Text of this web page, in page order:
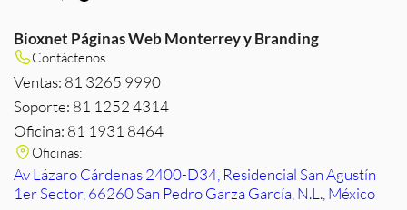
Bioxnet Páginas Web Monterrey y Branding
Contáctenos
Ventas: 81 3265 9990
Soporte: 81 1252 4314
Oficina: 81 1931 8464
Oficinas:
Av Lázaro Cárdenas 2400-D34, Residencial San Agustín
1er Sector, 66260 San Pedro Garza García, N.L., México